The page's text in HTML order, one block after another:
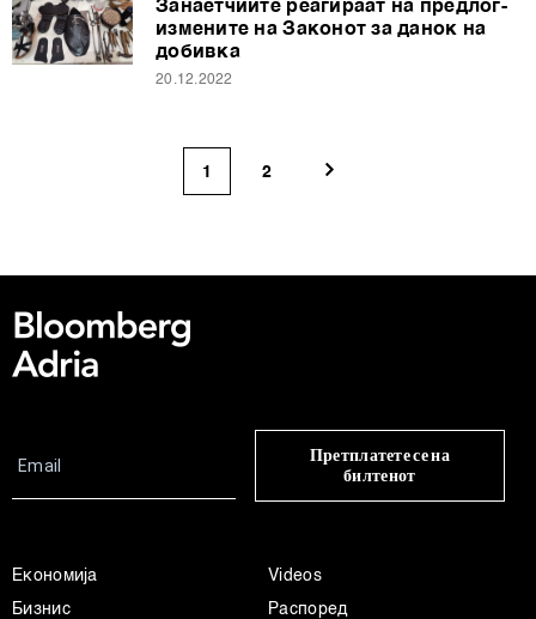
Занаетчиите реагираат на предлог-
измените на Законот за данок на
добивка
20.12.2022
1 2
Претплатете се на
билтенот
Економија
Бизнис
Videos
Распоред